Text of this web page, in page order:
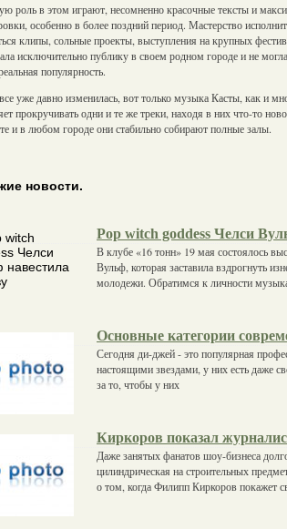
роль в этом играют, несомненно красочные тексты и
особенно в более поздний период. Мастерство
клипы, сольные проекты, выступления на крупных
исключительно публику в своем родном городе и не
популярность.
уже давно изменилась, вот только музыка Касты, как и
прокручивать одни и те же треки, находя в них что-то
и в любом городе они стабильно собирают полные залы.
новости.
Pop witch goddess Челси
В клубе «16 тонн» 19 мая состоялось
Вульф, которая заставила вздрогнуть
молодежи. Обратимся к личности
Основные категории
Сегодня ди-джей - это популярная
настоящими звездами, у них есть даже
за то, чтобы у них
Киркоров показал
Даже занятых фанатов шоу-бизнеса
цилиндрическая на строительных
о том, когда Филипп Киркоров покажет